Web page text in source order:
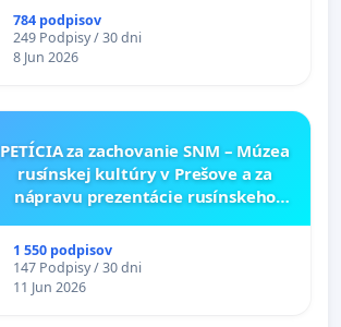
Grob - Čierna Voda
784 podpisov
249 Podpisy / 30 dni
8 Jun 2026
PETÍCIA za zachovanie SNM – Múzea
rusínskej kultúry v Prešove a za
nápravu prezentácie rusínskeho
Múzeu ukrajinskej kultúry vo
Svidníku
1 550 podpisov
147 Podpisy / 30 dni
11 Jun 2026